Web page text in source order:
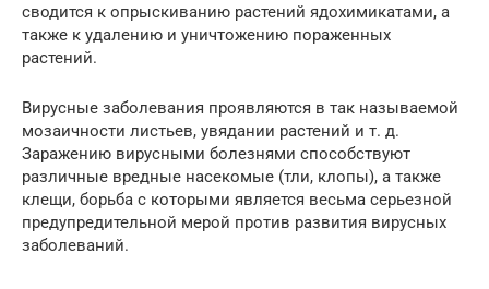
сводится к опрыскиванию растений ядохимикатами, а
также к удалению и уничтожению пораженных
растений.
Вирусные заболевания проявляются в так называемой
мозаичности листьев, увядании растений и т. д.
Заражению вирусными болезнями способствуют
различные вредные насекомые (тли, клопы), а также
клещи, борьба с которыми является весьма серьезной
предупредительной мерой против развития вирусных
заболеваний.